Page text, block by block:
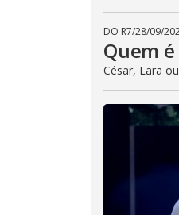
DO R7/28/09/
Quem
César, Lara